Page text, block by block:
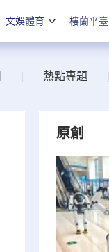
文娛體育 樓蘭平臺
熱點專題
原創